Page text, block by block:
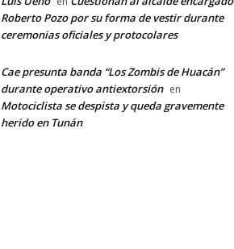
Roberto Pozo por su forma de vestir durante
ceremonias oficiales y protocolares
Cae presunta banda “Los Zombis de Huacán”
durante operativo antiextorsión en
Motociclista se despista y queda gravemente
herido en Tunán